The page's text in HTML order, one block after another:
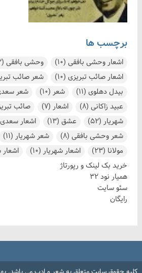
برچسب ها
اشعار وحشی بافقی(10) وحشی بافقی(13)
اشعار صائب تبریزی(10) شعر صائب
بیدل دهلوی(11) شعر(10) شعر
عبید زاکانی(8) اشعار(7) صائب
شهریار(52) عشق(13) اشعار سعدی
شعر وحشی بافقی(8) شعر شهریار(11)
مولانا (23) اشعار شهریار(10)
خرید بک لینک و رپورتاژ
همیار نود 32
سئو سایت
رایگان